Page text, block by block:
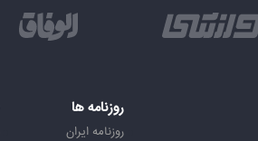
روزنامه ها
روزنامه ایران